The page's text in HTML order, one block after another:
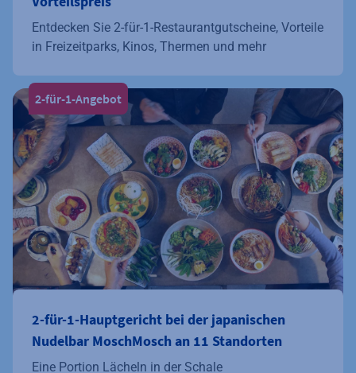
Entdecken Sie 2-für-1-Restaurantgutscheine, Vorteile
in Freizeitparks, Kinos, Thermen und mehr
2-für-1-Angebot
2-für-1-Hauptgericht bei der japanischen
Nudelbar MoschMosch an 11 Standorten
Eine Portion Lächeln in der Schale